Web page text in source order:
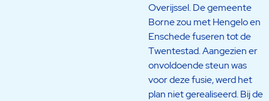
Overijssel. De gemeente
Borne zou met Hengelo en
Enschede fuseren tot de
Twentestad. Aangezien er
onvoldoende steun was
voor deze fusie, werd het
plan niet gerealiseerd. Bij de